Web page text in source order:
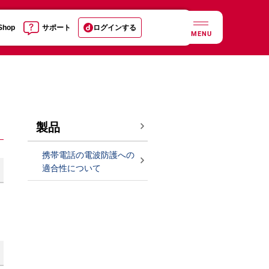
サポート ログインする
MENU
製品
携帯電話の電波防護への
適合性について